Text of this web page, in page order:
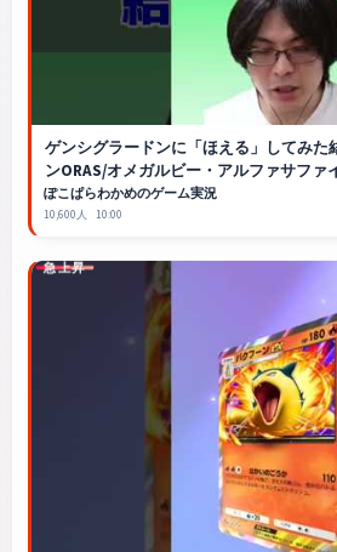
ゲンシグラードンに「ほえる」してみた
ンORAS/オメガルビー・アルファサファ
ン
ぽこぱらわかめのゲーム実況
10,600人 10:00
急上昇